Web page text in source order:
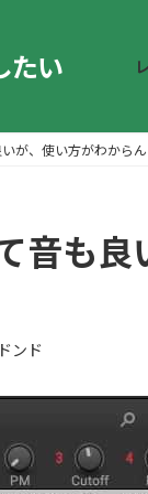
たい
が、使い方がわからん
音も
ンド